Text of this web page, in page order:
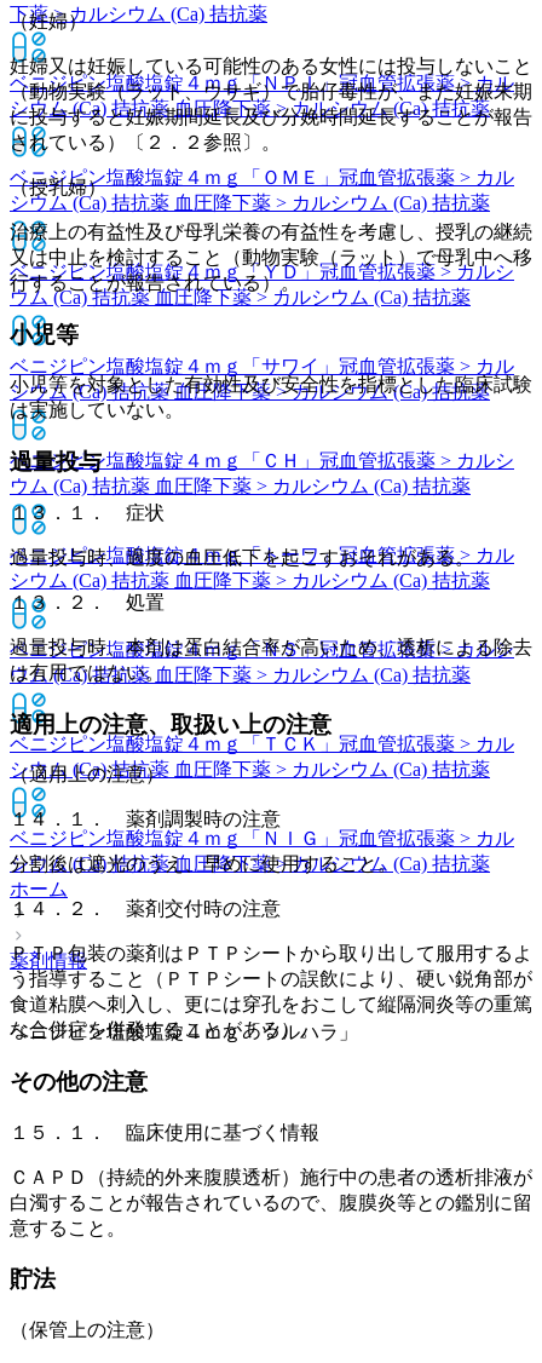
下薬 > カルシウム (Ca) 拮抗薬
ベニジピン塩酸塩錠４ｍｇ「ＮＰＩ」冠血管拡張薬 > カル
シウム (Ca) 拮抗薬 血圧降下薬 > カルシウム (Ca) 拮抗薬
ベニジピン塩酸塩錠４ｍｇ「ＯＭＥ」 冠血管拡張薬 > カル
シウム (Ca) 拮抗薬 血圧降下薬 > カルシウム (Ca) 拮抗薬
ベニジピン塩酸塩錠４ｍｇ「ＹＤ」冠血管拡張薬 > カルシ
ウム (Ca) 拮抗薬 血圧降下薬 > カルシウム (Ca) 拮抗薬
ベニジピン塩酸塩錠４ｍｇ「サワイ」 冠血管拡張薬 > カル
シウム (Ca) 拮抗薬 血圧降下薬 > カルシウム (Ca) 拮抗薬
ベニジピン塩酸塩錠４ｍｇ「ＣＨ」 冠血管拡張薬 > カルシ
ウム (Ca) 拮抗薬 血圧降下薬 > カルシウム (Ca) 拮抗薬
ベニジピン塩酸塩錠４ｍｇ「トーワ」冠血管拡張薬 > カル
シウム (Ca) 拮抗薬 血圧降下薬 > カルシウム (Ca) 拮抗薬
ベニジピン塩酸塩錠４ｍｇ「ＮＳ」冠血管拡張薬 > カルシ
ウム (Ca) 拮抗薬 血圧降下薬 > カルシウム (Ca) 拮抗薬
ベニジピン塩酸塩錠４ｍｇ「ＴＣＫ」 冠血管拡張薬 > カル
シウム (Ca) 拮抗薬 血圧降下薬 > カルシウム (Ca) 拮抗薬
ベニジピン塩酸塩錠４ｍｇ「ＮＩＧ」 冠血管拡張薬 > カル
シウム (Ca) 拮抗薬 血圧降下薬 > カルシウム (Ca) 拮抗薬
ホーム
薬剤情報
ベニジピン塩酸塩錠４ｍｇ「ツルハラ」
（妊婦）
妊婦又は妊娠している可能性のある女性には投与しないこと
（動物実験（ラット、ウサギ）で胎仔毒性が、また妊娠末期
に投与すると妊娠期間延長及び分娩時間延長することが報告
されている）〔２．２参照〕。
（授乳婦）
治療上の有益性及び母乳栄養の有益性を考慮し、授乳の継続
又は中止を検討すること（動物実験（ラット）で母乳中へ移
行することが報告されている）。
小児等
小児等を対象とした有効性及び安全性を指標とした臨床試験
は実施していない。
過量投与
１３．１． 症状
過量投与時、過度の血圧低下を起こすおそれがある。
１３．２． 処置
過量投与時、本剤は蛋白結合率が高いため、透析による除去
は有用ではない。
適用上の注意、取扱い上の注意
（適用上の注意）
１４．１． 薬剤調製時の注意
分割後は遮光のうえ、早めに使用すること。
１４．２． 薬剤交付時の注意
ＰＴＰ包装の薬剤はＰＴＰシートから取り出して服用するよ
う指導すること（ＰＴＰシートの誤飲により、硬い鋭角部が
食道粘膜へ刺入し、更には穿孔をおこして縦隔洞炎等の重篤
な合併症を併発することがある）。
その他の注意
１５．１． 臨床使用に基づく情報
ＣＡＰＤ（持続的外来腹膜透析）施行中の患者の透析排液が
白濁することが報告されているので、腹膜炎等との鑑別に留
意すること。
貯法
（保管上の注意）